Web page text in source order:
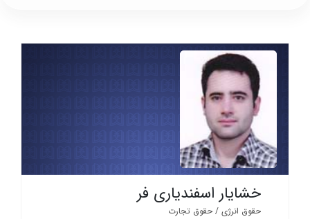
خشایار اسفندیاری فر
حقوق انرژی / حقوق تجارت